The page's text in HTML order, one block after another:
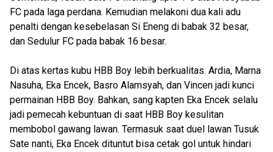
FC pada laga perdana. Kemudian melakoni dua kali adu
penalti dengan kesebelasan Si Eneng di babak 32 besar,
dan Sedulur FC pada babak 16 besar.
Di atas kertas kubu HBB Boy lebih berkualitas. Ardia, Marna
Nasuha, Eka Encek, Basro Alamsyah, dan Vincen jadi kunci
permainan HBB Boy. Bahkan, sang kapten Eka Encek selalu
jadi pemecah kebuntuan di saat HBB Boy kesulitan
membobol gawang lawan. Termasuk saat duel lawan Tusuk
Sate nanti, Eka Encek dituntut bisa cetak gol untuk hindari